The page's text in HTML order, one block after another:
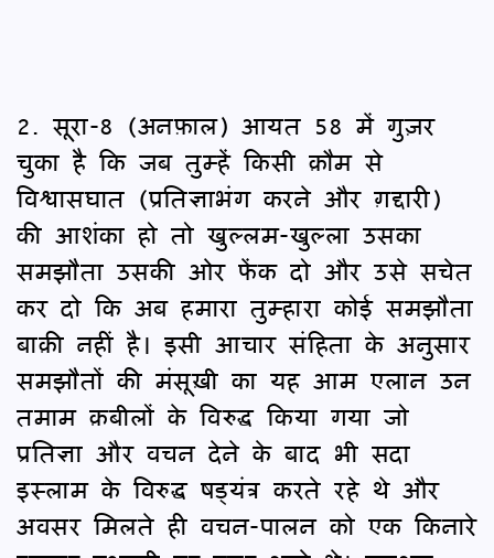
2. सूरा-8 (अनफ़ाल) आयत 58 में गुज़र
चुका है कि जब तुम्हें किसी क़ौम से
विश्वासघात (प्रतिज्ञाभंग करने और ग़द्दारी)
की आशंका हो तो खुल्लम-खुल्ला उसका
समझौता उसकी ओर फेंक दो और उसे सचेत
कर दो कि अब हमारा तुम्हारा कोई समझौता
बाक़ी नहीं है। इसी आचार संहिता के अनुसार
समझौतों की मंसूख़ी का यह आम एलान उन
तमाम क़बीलों के विरुद्ध किया गया जो
प्रतिज्ञा और वचन देने के बाद भी सदा
इस्लाम के विरुद्ध षड्यंत्र करते रहे थे और
अवसर मिलते ही वचन-पालन को एक किनारे